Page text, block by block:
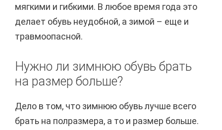
мягкими и гибкими. В любое время года это
делает обувь неудобной, а зимой – еще и
травмоопасной.
Нужно ли зимнюю обувь брать
на размер больше?
Дело в том, что зимнюю обувь лучше всего
брать на полразмера, а то и размер больше.